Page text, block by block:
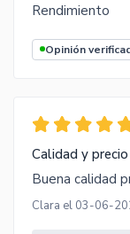
Rendimiento
Opinión
Calidad y
Buena calidad
Clara el 03-06-